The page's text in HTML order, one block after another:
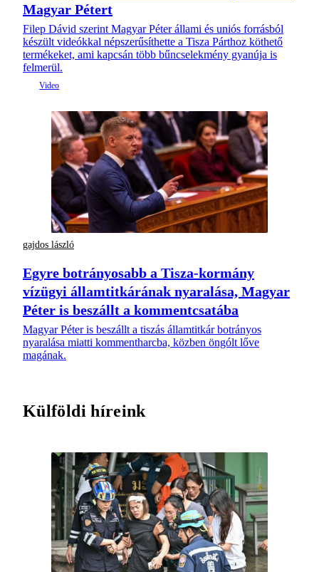
Magyar Pétert
Filep Dávid szerint Magyar Péter állami és uniós forrásból
készült videókkal népszerűsíthette a Tisza Párthoz köthető
termékeket, ami kapcsán több bűncselekmény gyanúja is
felmerül.
gajdos lászló
Egyre botrányosabb a Tisza-kormány
vízügyi államtitkárának nyaralása, Magyar
Péter is beszállt a kommentcsatába
Magyar Péter is beszállt a tiszás államtitkár botrányos
nyaralása miatti kommentharcba, közben öngólt lőve
magának.
Külföldi híreink